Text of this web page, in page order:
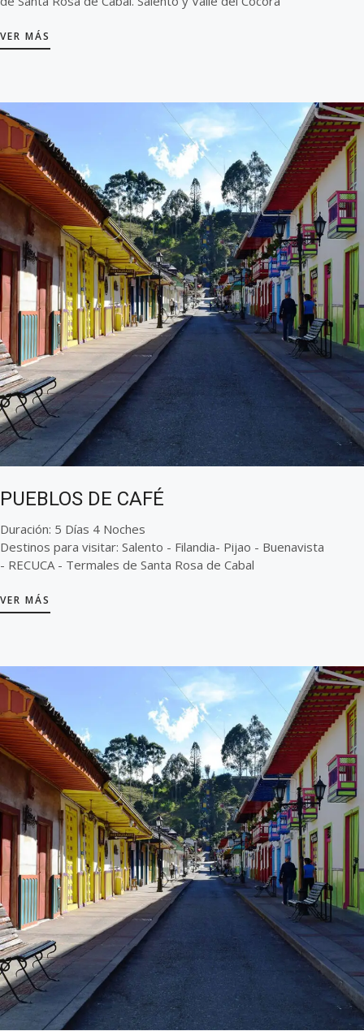
VER MÁS
PUEBLOS DE CAFÉ
Duración: 5 Días 4 Noches
Destinos para visitar: Salento - Filandia- Pijao - Buenavista
- RECUCA - Termales de Santa Rosa de Cabal
VER MÁS